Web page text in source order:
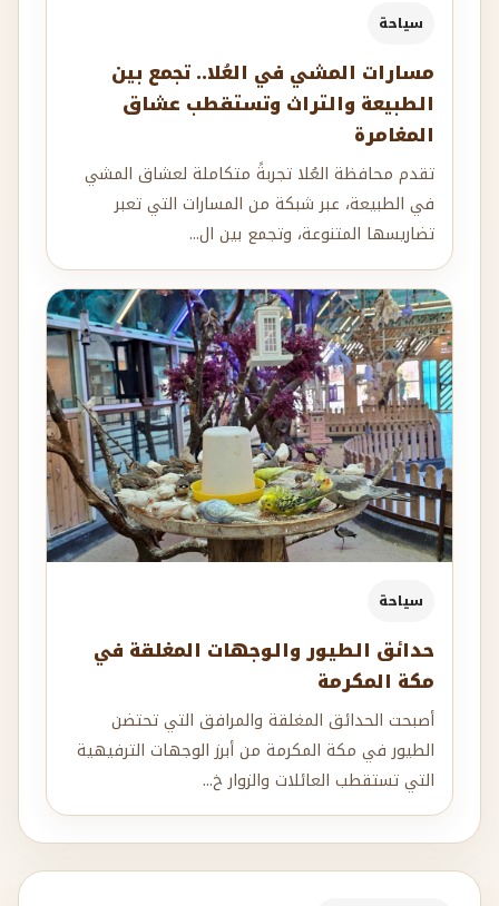
سياحة
مسارات المشي في العُلا.. تجمع بين
الطبيعة والتراث وتستقطب عشاق
المغامرة
تقدم محافظة العُلا تجربةً متكاملة لعشاق المشي
في الطبيعة، عبر شبكة من المسارات التي تعبر
تضاريسها المتنوعة، وتجمع بين ال...
سياحة
حدائق الطيور والوجهات المغلقة في
مكة المكرمة
أصبحت الحدائق المغلقة والمرافق التي تحتضن
الطيور في مكة المكرمة من أبرز الوجهات الترفيهية
التي تستقطب العائلات والزوار خ...